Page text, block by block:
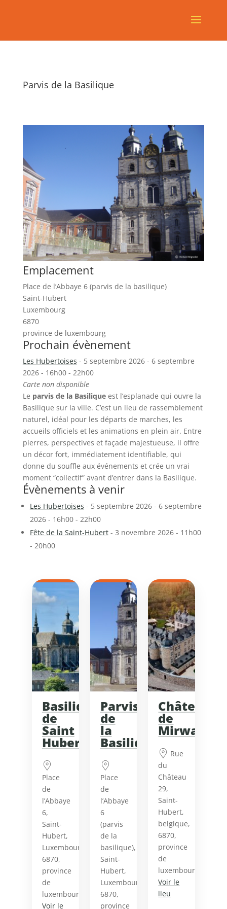
Parvis de la Basilique
Emplacement
Place de l’Abbaye 6 (parvis de la basilique)
Saint-Hubert
Luxembourg
6870
province de luxembourg
Prochain évènement
Les Hubertoises - 5 septembre 2026 - 6 septembre
2026 - 16h00 - 22h00
Carte non disponible
Le parvis de la Basiliqueest l’esplanade qui ouvre la
Basilique sur la ville. C’est un lieu de rassemblement
naturel, idéal pour les départs de marches, les
accueils officiels et les animations en plein air. Entre
pierres, perspectives et façade majestueuse, il offre
un décor fort, immédiatement identifiable, qui
donne du souffle aux événements et crée un vrai
moment “collectif” avant d’entrer dans la Basilique.
Évènements à venir
Les Hubertoises - 5 septembre 2026 - 6 septembre
2026 - 16h00 - 22h00
Fête de la Saint-Hubert- 3 novembre 2026 - 11h00
- 20h00
Basilique
de
Saint
Hubert
Place
de
l’Abbaye
6,
Saint-
Hubert,
Luxembourg,
6870,
province
de
luxembourg
Voir le
Parvis
de
la
Basilique
Place
de
l’Abbaye
6
(parvis
de la
basilique),
Saint-
Hubert,
Luxembourg,
6870,
province
Château
de
Mirwart
Rue
du
Château
29,
Saint-
Hubert,
belgique,
6870,
province
de
luxembourg
Voir le
lieu